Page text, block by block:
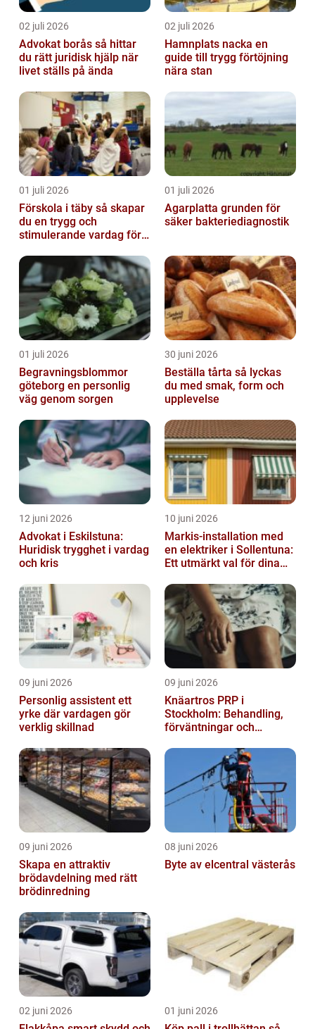
02 juli 2026
Advokat borås så hittar
du rätt juridisk hjälp när
livet ställs på ända
02 juli 2026
Hamnplats nacka en
guide till trygg förtöjning
nära stan
01 juli 2026
Förskola i täby så skapar
du en trygg och
stimulerande vardag för
01 juli 2026
Agarplatta grunden för
säker bakteriediagnostik
01 juli 2026
Begravningsblommor
göteborg en personlig
väg genom sorgen
30 juni 2026
Beställa tårta så lyckas
du med smak, form och
upplevelse
12 juni 2026
Advokat i Eskilstuna:
Huridisk trygghet i vardag
och kris
10 juni 2026
Markis-installation med
en elektriker i Sollentuna:
Ett utmärkt val för dina
09 juni 2026
Personlig assistent ett
yrke där vardagen gör
verklig skillnad
09 juni 2026
Knäartros PRP i
Stockholm: Behandling,
förväntningar och
09 juni 2026
Skapa en attraktiv
brödavdelning med rätt
brödinredning
08 juni 2026
Byte av elcentral västerås
02 juni 2026 01 juni 2026